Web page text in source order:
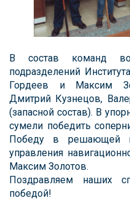
В состав команд
подразделений
Гордеев и Максим
Дмитрий Кузнецов,
(запасной состав). В
сумели победить
Победу в решающей
управления
Максим Золотов.
Поздравляем наших
победой!